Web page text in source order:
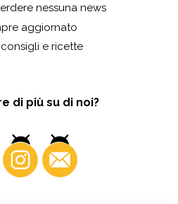
nessuna news
aggiornato
consigli e ricette
di più su di noi?